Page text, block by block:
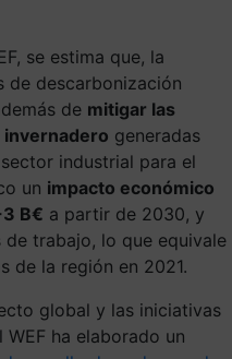
se estima que, la
de descarbonización
de mitigar las
invernadero generadas
industrial para el
un impacto económico
B€ a partir de 2030, y
trabajo, lo que equivale
de la región en 2021.
global y las iniciativas
ha elaborado un